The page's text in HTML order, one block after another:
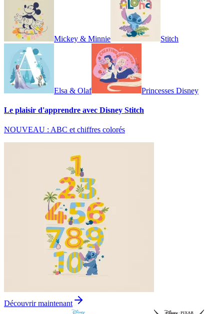
Mickey & Minnie Stitch
Elsa & Olaf Princesses Disney
Le plaisir d'apprendre avec Disney Stitch
NOUVEAU : ABC et chiffres colorés
Découvrir maintenant